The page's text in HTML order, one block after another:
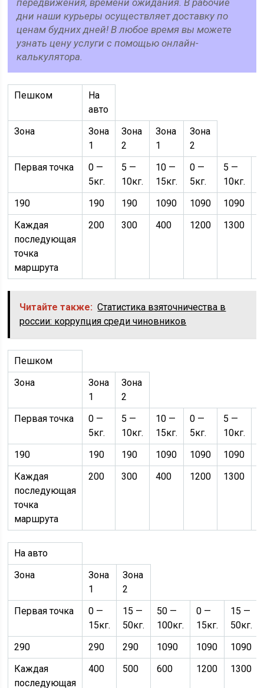
передвижения, времени ожидания. В рабочие
дни наши курьеры осуществляет доставку по
ценам будних дней! В любое время вы можете
узнать цену услуги с помощью онлайн-
калькулятора.
Пешком
На
авто
Зона
Зона
1
Зона
2
Зона
1
Зона
2
Первая точка
0 —
5кг.
5 —
10кг.
10 —
15кг.
0 —
5кг.
5 —
10кг.
190
190 190 1090 1090 1090
Каждая
последующая
точка
маршрута
200 300 400 1200 1300
Читайте также: Статистика взяточничества в
россии: коррупция среди чиновников
Пешком
Зона
Зона
1
Зона
2
Первая точка
0 —
5кг.
5 —
10кг.
10 —
15кг.
0 —
5кг.
5 —
10кг.
190
190 190 1090 1090
1090
Каждая
последующая
точка
маршрута
200 300 400 1200 1300
На авто
Зона
Зона
1
Зона
2
Первая точка
0 —
15кг.
15 —
50кг.
50 —
100кг.
0 —
15кг.
15 —
50кг.
290
290 290 1090 1090
1090
Каждая
последующая
400 500 600 1200 1300